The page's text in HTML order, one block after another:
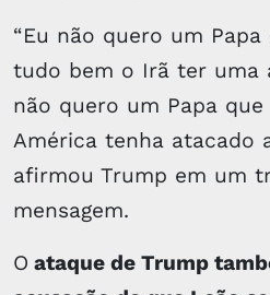
“Eu não quero um
tudo bem o Irã ter uma
não quero um Papa
América tenha atacado
afirmou Trump em um
mensagem.
O ataque de Trump